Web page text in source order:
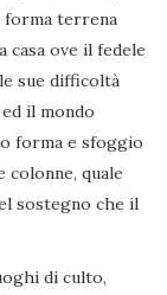
forma terrena
casa ove il fedele
sue difficoltà
il mondo
forma e sfoggio
colonne, quale
sostegno che il
di culto,